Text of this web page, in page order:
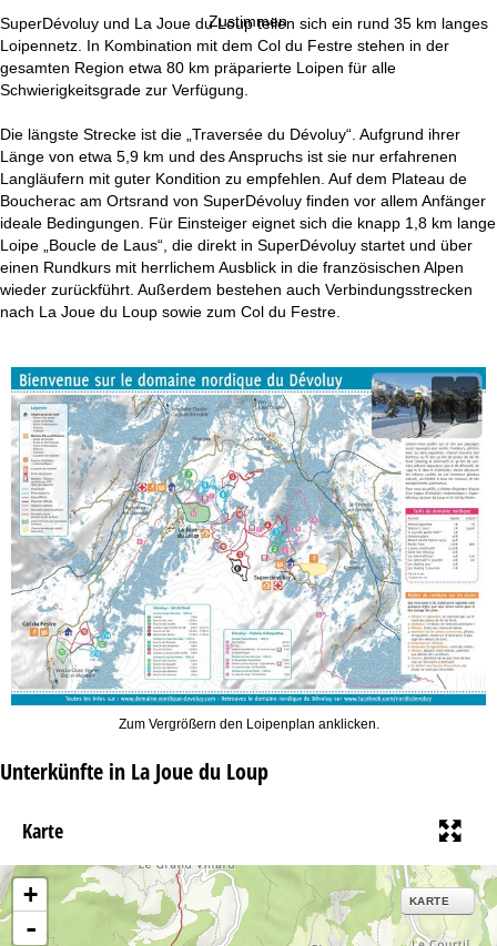
Zustimmen
e
i
t
e
SuperDévoluy und La Joue du Loup teilen sich ein rund 35 km langes
Loipennetz. In Kombination mit dem Col du Festre stehen in der
gesamten Region etwa 80 km präparierte Loipen für alle
Schwierigkeitsgrade zur Verfügung.
Die längste Strecke ist die „Traversée du Dévoluy“. Aufgrund ihrer
Länge von etwa 5,9 km und des Anspruchs ist sie nur erfahrenen
Langläufern mit guter Kondition zu empfehlen. Auf dem Plateau de
Boucherac am Ortsrand von SuperDévoluy finden vor allem Anfänger
ideale Bedingungen. Für Einsteiger eignet sich die knapp 1,8 km lange
Loipe „Boucle de Laus“, die direkt in SuperDévoluy startet und über
einen Rundkurs mit herrlichem Ausblick in die französischen Alpen
wieder zurückführt. Außerdem bestehen auch Verbindungsstrecken
nach La Joue du Loup sowie zum Col du Festre.
Zum Vergrößern den Loipenplan anklicken.
Unterkünfte in La Joue du Loup
Karte
+
-
KARTE